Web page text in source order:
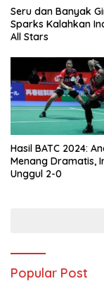
Seru dan Banyak
Sparks Kalahkan
All Stars
Hasil BATC 2024:
Menang Dramatis,
Unggul 2-0
Popular Post